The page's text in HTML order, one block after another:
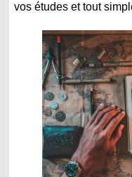
vos études et tout